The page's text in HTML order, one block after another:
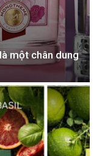
một chân dung